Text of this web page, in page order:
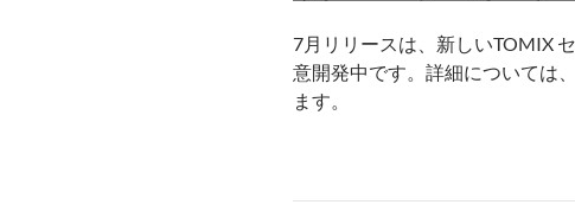
7月リリースは、新しいTOMIX
意開発中です。詳細については
ます。